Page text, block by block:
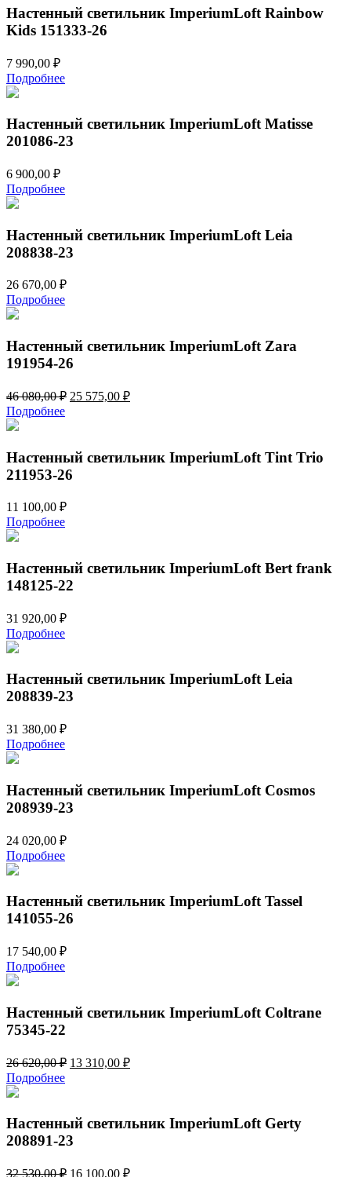
250,00 ₽.
Настенный светильник ImperiumLoft Rainbow
Kids 151333-26
7 990,00 ₽
Подробнее
Настенный светильник ImperiumLoft Matisse
201086-23
6 900,00 ₽
Подробнее
Настенный светильник ImperiumLoft Leia
208838-23
26 670,00 ₽
Подробнее
Настенный светильник ImperiumLoft Zara
191954-26
46 080,00₽ Первоначальная
080,00 ₽.
25 575,00 ₽Текущая
Подробнее
Настенный светильник ImperiumLoft Tint Trio
211953-26
11 100,00 ₽
Подробнее
Настенный светильник ImperiumLoft Bert frank
148125-22
31 920,00 ₽
Подробнее
Настенный светильник ImperiumLoft Leia
208839-23
31 380,00 ₽
Подробнее
Настенный светильник ImperiumLoft Cosmos
208939-23
24 020,00 ₽
Подробнее
Настенный светильник ImperiumLoft Tassel
141055-26
17 540,00 ₽
Подробнее
Настенный светильник ImperiumLoft Coltrane
75345-22
26 620,00₽ Первоначальная
620,00 ₽.
13 310,00 ₽Текущая
Подробнее
Настенный светильник ImperiumLoft Gerty
208891-23
32 530,00₽ Первоначальная
16 100,00 ₽Текущая